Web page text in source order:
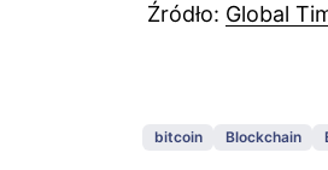
Źródło: Global
bitcoin Blockchain